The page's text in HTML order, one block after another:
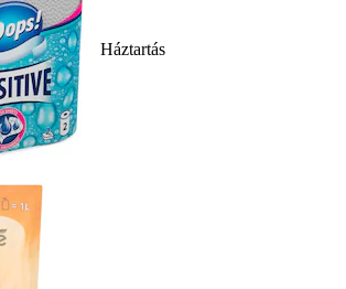
Háztartás